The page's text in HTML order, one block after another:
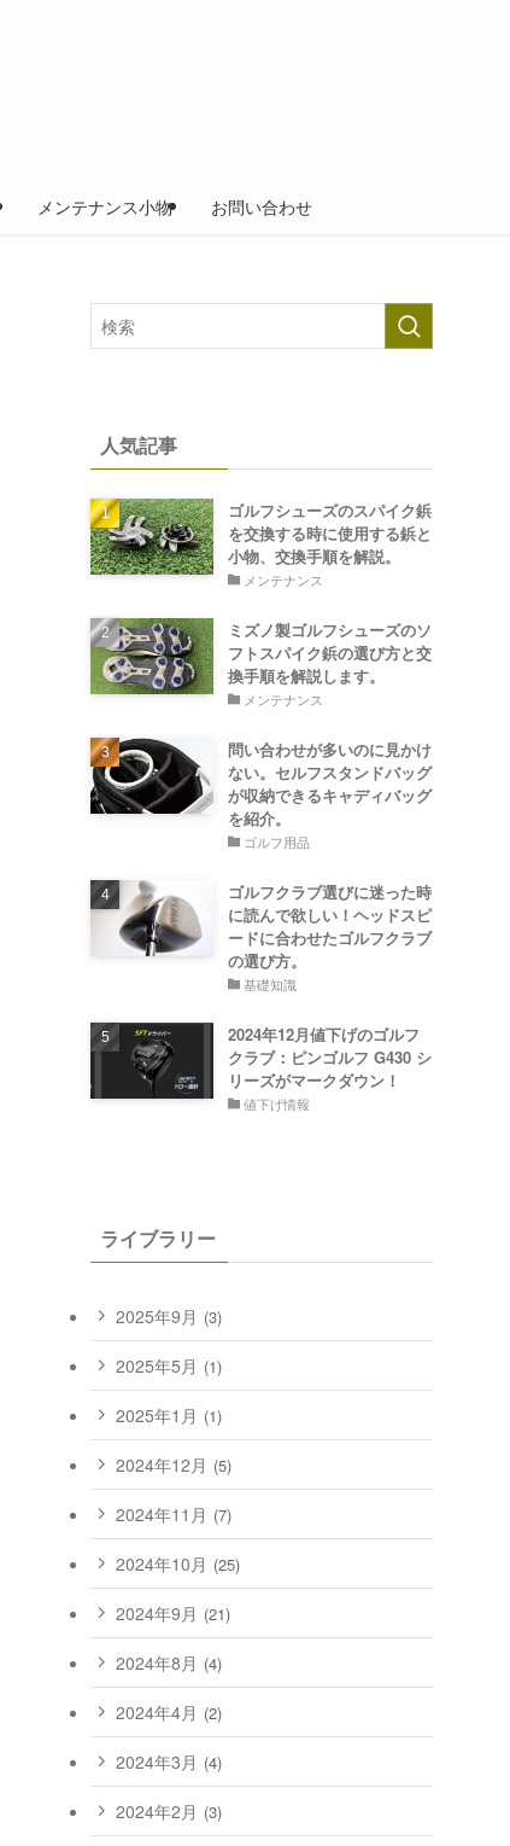
メンテナンス小物 お問い合わせ
人気記事
ゴルフシューズのスパイク鋲
を交換する時に使用する鋲と
小物、交換手順を解説。
メンテナンス
ミズノ製ゴルフシューズのソ
フトスパイク鋲の選び方と交
換手順を解説します。
メンテナンス
問い合わせが多いのに見かけ
ない。セルフスタンドバッグ
が収納できるキャディバッグ
を紹介。
ゴルフ用品
ゴルフクラブ選びに迷った時
に読んで欲しい！ヘッドスピ
ードに合わせたゴルフクラブ
の選び方。
基礎知識
2024年12月値下げのゴルフ
クラブ：ピンゴルフ G430 シ
リーズがマークダウン！
値下げ情報
ライブラリー
2025年9月 (3)
2025年5月 (1)
2025年1月 (1)
2024年12月 (5)
2024年11月 (7)
2024年10月 (25)
2024年9月 (21)
2024年8月 (4)
2024年4月 (2)
2024年3月 (4)
2024年2月 (3)